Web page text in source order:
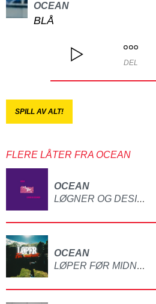
OCEAN
BLÅ
DEL
SPILL AV ALT!
FLERE LÅTER FRA OCEAN
OCEAN
LØGNER OG DESIGNER
OCEAN
LØPER FØR MIDNATT